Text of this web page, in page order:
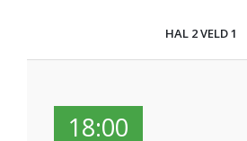
HAL 2 VELD 1
18:00